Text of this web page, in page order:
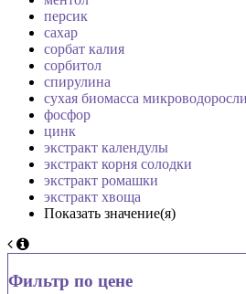
персик
сахар
сорбат калия
сорбитол
спирулина
сухая биомасса
фосфор
цинк
экстракт календулы
экстракт корня солодки
экстракт ромашки
экстракт хвоща
Показать значение(я)
Фильтр по цене